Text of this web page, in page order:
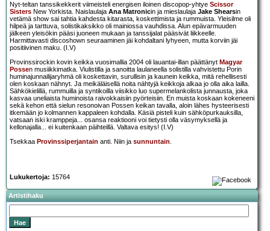
Nyt-teltan tanssikekkerit viimeisteli energisen iloinen discopop-yhtye Scissor
Sisters New Yorkista. Naislaulaja Ana Matronicin ja mieslaulaja Jake Shearsin
vetämä show sai tahtia kahdesta kitarasta, koskettimista ja rummuista. Yleisilme oli
hilpeä ja tarttuva, solistikaksikko oli mainiossa vauhdissa. Alun epävarmuuden
jälkeen yleisökin pääsi juoneen mukaan ja tanssijalat pääsivät liikkeelle.
Harmittavasti discoshown seuraaminen jäi kohdaltani lyhyeen, mutta korviin jäi
positiivinen maku. (I.V)
Provinssirockin kovin keikka vuosimallia 2004 oli lauantai-illan päättänyt Magyar
Possen musiikkimatka. Viulistilla ja sanoitta laulaneella solistilla vahvistettu Porin
huminajunnailijaryhmä oli koskettavin, surullisin ja kaunein keikka, mitä rehellisesti
olen koskaan nähnyt. Ja meikäläisellä noita nähtyjä keikkoja alkaa jo olla aika lailla.
Sähkökielillä, rummuilla ja syntikoilla viisikko luo supermelankolista junnausta, joka
kasvaa uneliaista huminoista raivokkaisiin pyörteisiin. En muista koskaan kokeneeni
sekä kehon että sielun resonoivan Possen keikan tavalla, aloin lähes hysteerisesti
itkemään jo kolmannen kappaleen kohdalla. Käsiä pisteli kuin sähköpurkauksilla,
vatsaan iski kramppeja... osansa reaktiooni voi tietysti olla väsymyksellä ja
kellonajalla... ei kuitenkaan päihteillä. Valtava esitys! (I.V)
Tsekkaa Provinssiperjantain anti. Niin ja sunnuntain.
Lukukertoja: 15764
Artistihaku